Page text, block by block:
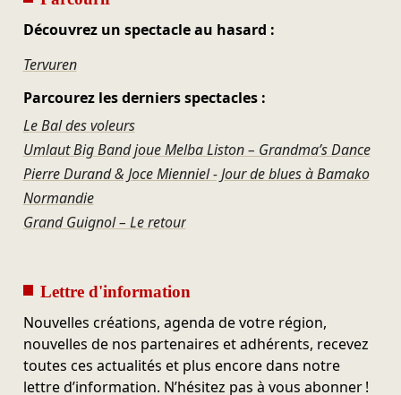
Découvrez un spectacle au hasard :
Tervuren
Parcourez les derniers spectacles :
Le Bal des voleurs
Umlaut Big Band joue Melba Liston – Grandma’s Dance
Pierre Durand & Joce Mienniel - Jour de blues à Bamako
Normandie
Grand Guignol – Le retour
Lettre d'information
Nouvelles créations, agenda de votre région,
nouvelles de nos partenaires et adhérents, recevez
toutes ces actualités et plus encore dans notre
lettre d’information. N’hésitez pas à vous abonner !